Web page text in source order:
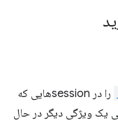
را در sessionهایی که
یک ویژگی دیگر در حال